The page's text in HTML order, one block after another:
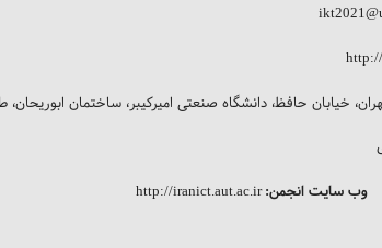
خیابان حافظ، دانشگاه صنعتی امیرکیبر، ساختمان ابوریحان،
وب سایت انجمن:
http://iranict.aut.ac.ir